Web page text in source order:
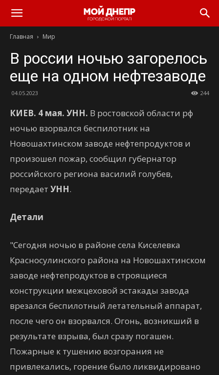
Главная Мир
В россии ночью загорелось
еще на одном нефтезаводе
04.05.2023 244
КИЕВ. 4 мая. УНН. В ростовской области рф
ночью взорвался беспилотник на
Новошахтинском заводе нефтепродуктов и
произошел пожар, сообщил губернатор
российского региона василий голубев,
передает УНН.
Детали
"Сегодня ночью в районе села Киселевка
Красносулинского района на Новошахтинском
заводе нефтепродуктов в строящиеся
конструкции межцеховой эстакады завода
врезался беспилотный летательный аппарат,
после чего он взорвался. Огонь, возникший в
результате взрыва, был сразу погашен.
Пожарные к тушению возгорания не
привлекались, горение было ликвидировано